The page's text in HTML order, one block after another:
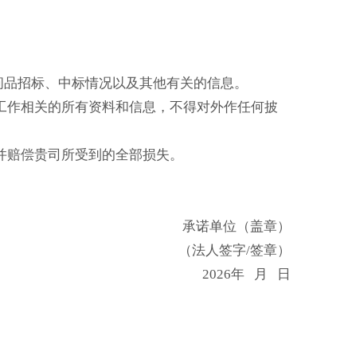
招标、中标情况以及其他有关的信息。
相关的所有资料和信息，不得对外作任何披
偿贵司所受到的全部损失。
承诺单位（盖章）
（法人签字/签章）
2026年 月 日